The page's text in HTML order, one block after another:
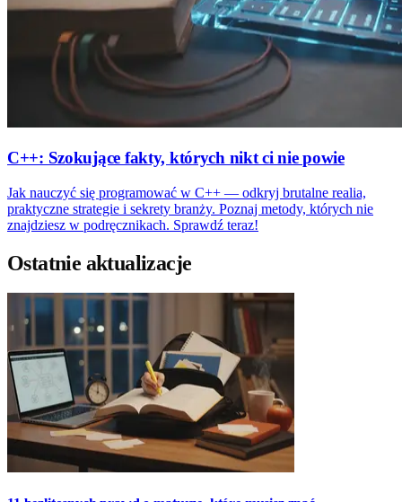
C++: Szokujące fakty, których nikt ci nie powie
Jak nauczyć się programować w C++ — odkryj brutalne realia,
praktyczne strategie i sekrety branży. Poznaj metody, których nie
znajdziesz w podręcznikach. Sprawdź teraz!
Ostatnie aktualizacje